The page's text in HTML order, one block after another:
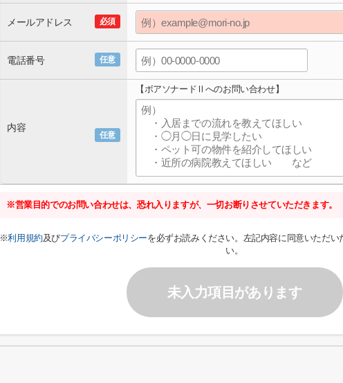
必須
メールアドレス
任意
電話番号
任意
内容
【ボアソナードⅡへのお問い合わせ】
※営業目的でのお問い合わせは、恐れ入りますが、一切お断りさせていただきます。
※利用規約及びプライバシーポリシーを必ずお読みください。左記内容に同意いただい
い。
未入力項目があります